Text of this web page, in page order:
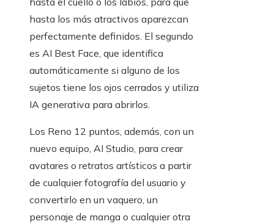
hasta los más atractivos aparezcan
perfectamente definidos. El segundo
es AI Best Face, que identifica
automáticamente si alguno de los
sujetos tiene los ojos cerrados y utiliza
IA generativa para abrirlos.
Los Reno 12 puntos, además, con un
nuevo equipo, AI Studio, para crear
avatares o retratos artísticos a partir
de cualquier fotografía del usuario y
convertirlo en un vaquero, un
personaje de manga o cualquier otra